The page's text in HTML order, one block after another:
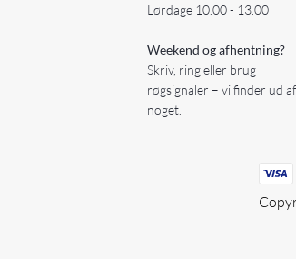
Lørdage 10.00 - 13.00
Weekend og afhentning?
Skriv, ring eller brug
røgsignaler – vi finder ud af
noget.